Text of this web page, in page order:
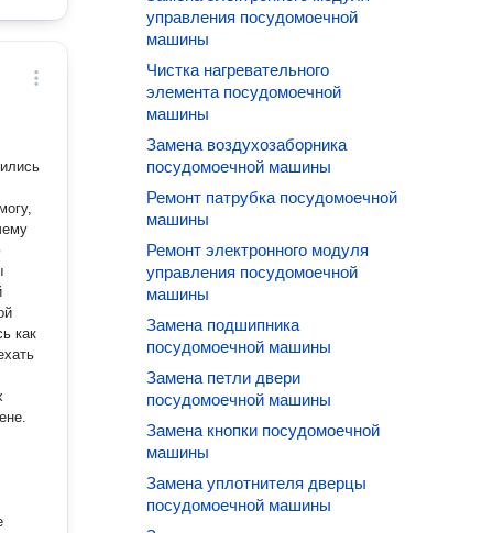
как
управления посудомоечной
машины
Чистка нагревательного
элемента посудомоечной
машины
Замена воздухозаборника
посудомоечной машины
Ремонт патрубка посудомоечной
машины
Ремонт электронного модуля
управления посудомоечной
машины
Замена подшипника
посудомоечной машины
Замена петли двери
посудомоечной машины
Замена кнопки посудомоечной
машины
Замена уплотнителя дверцы
посудомоечной машины